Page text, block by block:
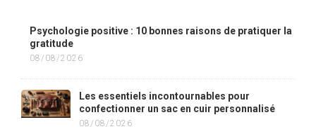
Psychologie positive : 10 bonnes raisons de pratiquer la
gratitude
08/08/2026
Les essentiels incontournables pour
confectionner un sac en cuir personnalisé
08/08/2026